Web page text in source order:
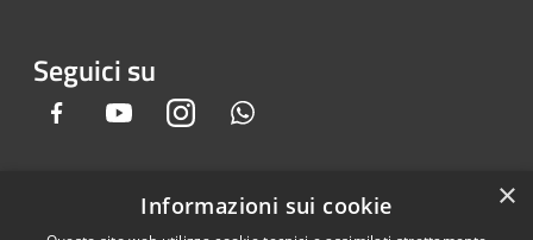
Seguici su
Facebook YoutubeInstagram
×
Informazioni sui cookie